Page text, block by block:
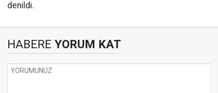
denildi.
HABERE YORUM KAT